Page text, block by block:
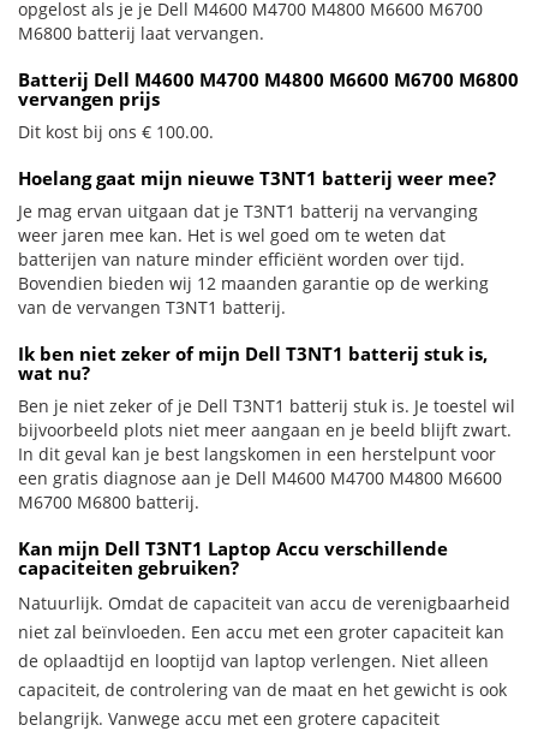
opgelost als je je Dell M4600 M4700 M4800 M6600 M6700
M6800 batterij laat vervangen.
Batterij Dell M4600 M4700 M4800 M6600 M6700 M6800
vervangen prijs
Dit kost bij ons € 100.00.
Hoelang gaat mijn nieuwe T3NT1 batterij weer mee?
Je mag ervan uitgaan dat je T3NT1 batterij na vervanging
weer jaren mee kan. Het is wel goed om te weten dat
batterijen van nature minder efficiënt worden over tijd.
Bovendien bieden wij 12 maanden garantie op de werking
van de vervangen T3NT1 batterij.
Ik ben niet zeker of mijn Dell T3NT1 batterij stuk is,
wat nu?
Ben je niet zeker of je Dell T3NT1 batterij stuk is. Je toestel wil
bijvoorbeeld plots niet meer aangaan en je beeld blijft zwart.
In dit geval kan je best langskomen in een herstelpunt voor
een gratis diagnose aan je Dell M4600 M4700 M4800 M6600
M6700 M6800 batterij.
Kan mijn Dell T3NT1 Laptop Accu verschillende
capaciteiten gebruiken?
Natuurlijk. Omdat de capaciteit van accu de verenigbaarheid
niet zal beïnvloeden. Een accu met een groter capaciteit kan
de oplaadtijd en looptijd van laptop verlengen. Niet alleen
capaciteit, de controlering van de maat en het gewicht is ook
belangrijk. Vanwege accu met een grotere capaciteit